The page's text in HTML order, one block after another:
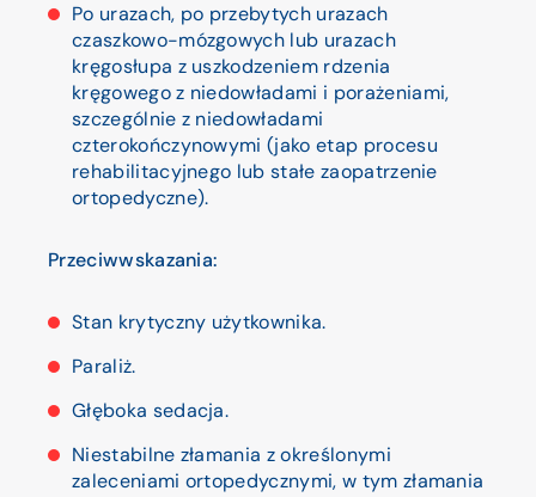
Po urazach, po przebytych urazach
czaszkowo-mózgowych lub urazach
kręgosłupa z uszkodzeniem rdzenia
kręgowego z niedowładami i porażeniami,
szczególnie z niedowładami
czterokończynowymi (jako etap procesu
rehabilitacyjnego lub stałe zaopatrzenie
ortopedyczne).
Przeciwwskazania:
Stan krytyczny użytkownika.
Paraliż.
Głęboka sedacja.
Niestabilne złamania z określonymi
zaleceniami ortopedycznymi, w tym złamania